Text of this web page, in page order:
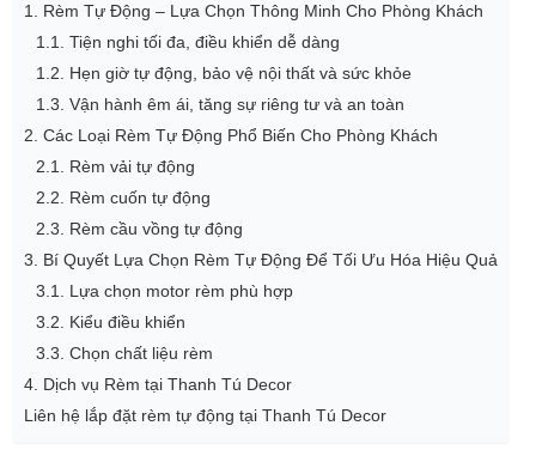
1. Rèm Tự Động – Lựa Chọn Thông Minh Cho Phòng Khách
1.1. Tiện nghi tối đa, điều khiển dễ dàng
1.2. Hẹn giờ tự động, bảo vệ nội thất và sức khỏe
1.3. Vận hành êm ái, tăng sự riêng tư và an toàn
2. Các Loại Rèm Tự Động Phổ Biến Cho Phòng Khách
2.1. Rèm vải tự động
2.2. Rèm cuốn tự động
2.3. Rèm cầu vồng tự động
3. Bí Quyết Lựa Chọn Rèm Tự Động Để Tối Ưu Hóa Hiệu Quả
3.1. Lựa chọn motor rèm phù hợp
3.2. Kiểu điều khiển
3.3. Chọn chất liệu rèm
4. Dịch vụ Rèm tại Thanh Tú Decor
Liên hệ lắp đặt rèm tự động tại Thanh Tú Decor